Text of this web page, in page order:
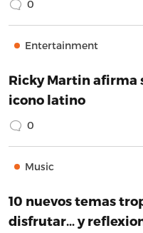
0
Entertainment
Ricky Martin afirma
icono latino
0
Music
10 nuevos temas
disfrutar… y